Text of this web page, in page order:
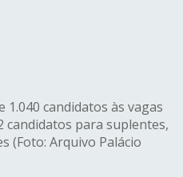
1.040 candidatos às vagas
candidatos para suplentes,
(Foto: Arquivo Palácio